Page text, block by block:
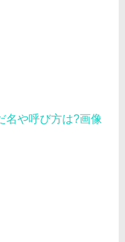
名や呼び方は?画像